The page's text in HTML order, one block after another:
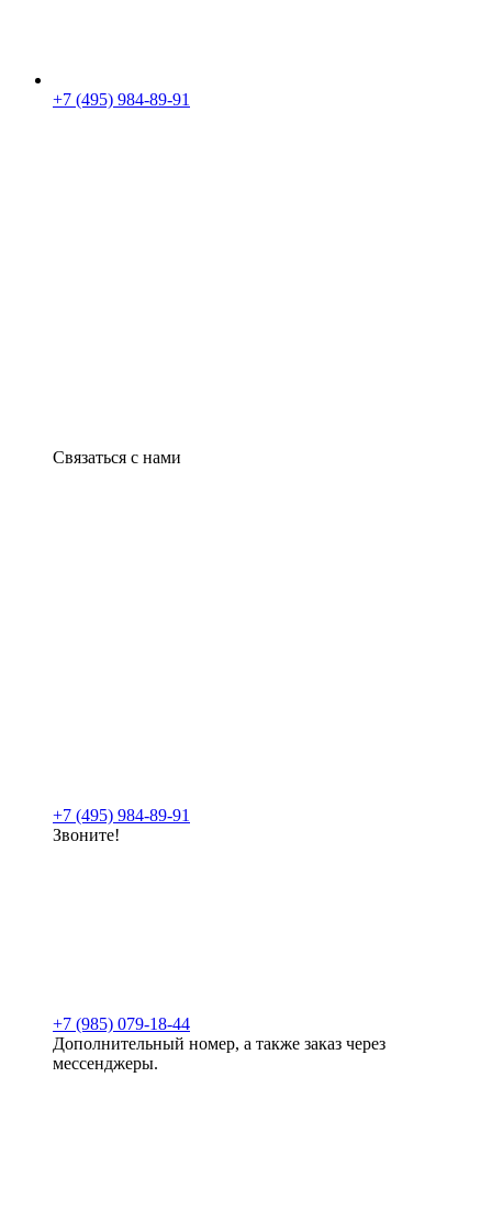
+7 (495) 984-89-91
Связаться с нами
+7 (495) 984-89-91
Звоните!
+7 (985) 079-18-44
Дополнительный номер, а также заказ через
мессенджеры.